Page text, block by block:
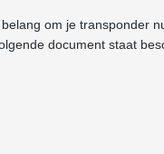
om je transponder
document staat